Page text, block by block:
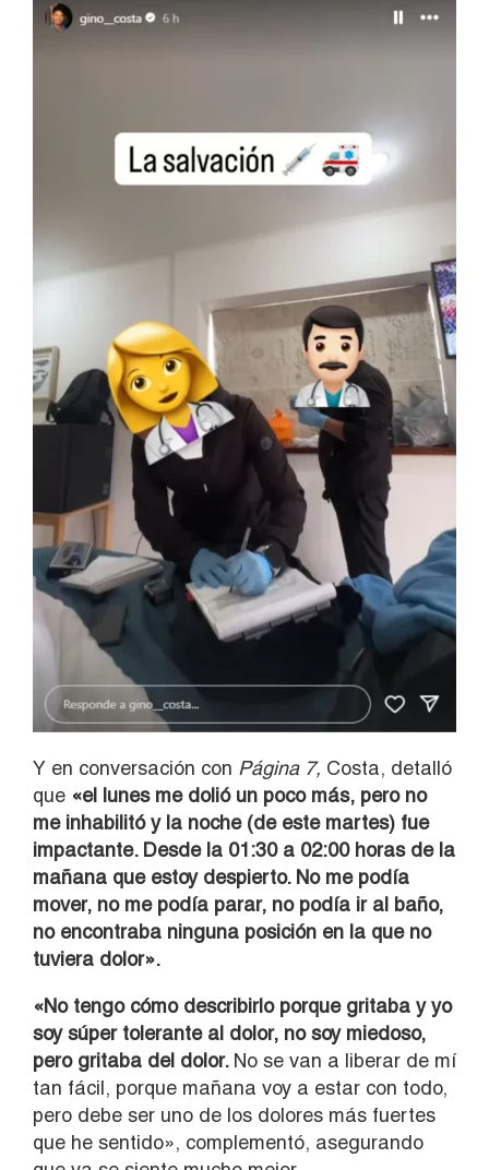
Y en conversación con Página 7, Costa, detalló
que «el lunes me dolió un poco más, pero no
me inhabilitó y la noche (de este martes) fue
impactante. Desde la 01:30 a 02:00 horas de la
mañana que estoy despierto. No me podía
mover, no me podía parar, no podía ir al baño,
no encontraba ninguna posición en la que no
tuviera dolor».
«No tengo cómo describirlo porque gritaba y yo
soy súper tolerante al dolor, no soy miedoso,
pero gritaba del dolor. No se van a liberar de mí
tan fácil, porque mañana voy a estar con todo,
pero debe ser uno de los dolores más fuertes
que he sentido», complementó, asegurando